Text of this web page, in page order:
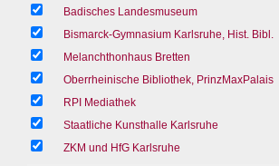
Badisches Landesmuseum
Bismarck-Gymnasium Karlsruhe, Hist. Bibl.
Melanchthonhaus Bretten
Oberrheinische Bibliothek, PrinzMaxPalais
RPI Mediathek
Staatliche Kunsthalle Karlsruhe
ZKM und HfG Karlsruhe